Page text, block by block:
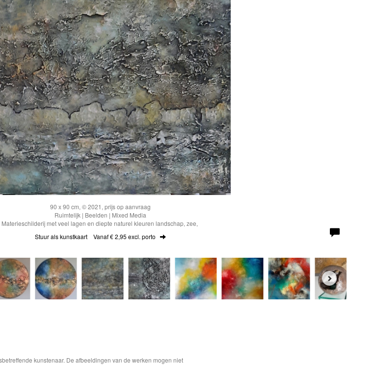
90 x 90 cm, © 2021, prijs op aanvraag
Ruimtelijk | Beelden | Mixed Media
Materieschilderij met veel lagen en diepte naturel kleuren landschap, zee,
Stuur als kunstkaart Vanaf € 2,95 excl. porto
kunstenaar. De afbeeldingen van de werken mogen niet